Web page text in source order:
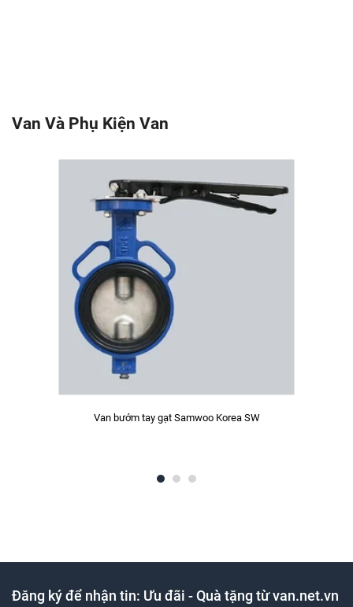
Van Và Phụ Kiện Van
Van bướm tay gạt Samwoo Korea SW
Đăng ký để nhận tin: Ưu đãi - Quà tặng từ van.net.vn